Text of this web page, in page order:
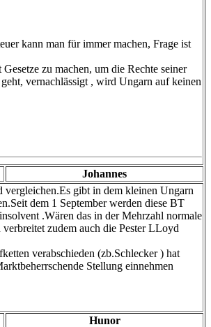
kann man für immer machen, Frage ist
zu machen, um die Rechte seiner
vernachlässigt , wird Ungarn auf keinen
Johannes
vergleichen.Es gibt in dem kleinen Ungarn
dem 1 September werden diese BT
.Wären das in der Mehrzahl normale
zudem auch die Pester LLoyd
verabschieden (zb.Schlecker ) hat
Stellung einnehmen
Hunor